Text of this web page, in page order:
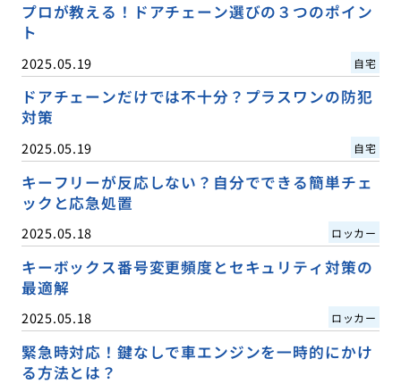
プロが教える！ドアチェーン選びの３つのポイン
ト
2025.05.19 自宅
ドアチェーンだけでは不十分？プラスワンの防犯
対策
2025.05.19 自宅
キーフリーが反応しない？自分でできる簡単チェ
ックと応急処置
2025.05.18 ロッカー
キーボックス番号変更頻度とセキュリティ対策の
最適解
2025.05.18 ロッカー
緊急時対応！鍵なしで車エンジンを一時的にかけ
る方法とは？